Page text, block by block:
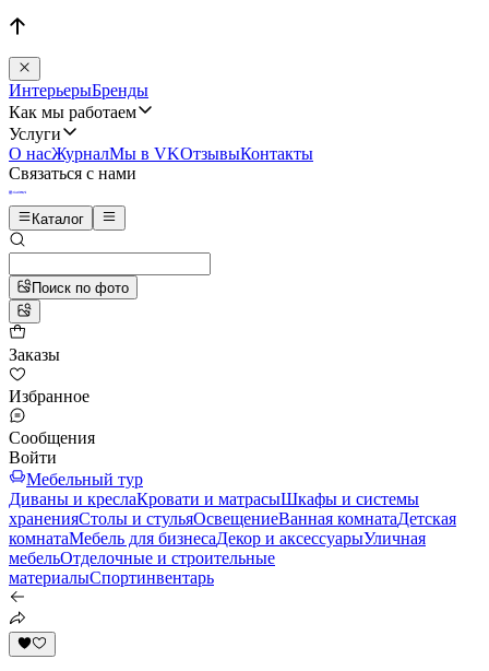
ИнтерьерыБренды
Как мы работаем
Услуги
О насЖурналМы в VKОтзывыКонтакты
Связаться с нами
Каталог
Поиск по фото
Заказы
Избранное
Сообщения
Войти
Мебельный тур
Диваны и креслаКровати и матрасыШкафы и системы
храненияСтолы и стульяОсвещениеВанная комнатаДетская
комнатаМебель для бизнесаДекор и аксессуарыУличная
мебельОтделочные и строительные
материалыСпортинвентарь